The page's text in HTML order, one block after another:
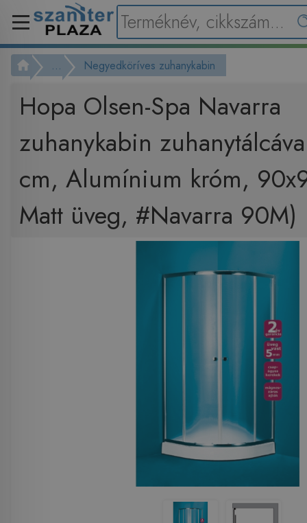
... Negyedköríves zuhanykabin
Hopa Olsen-Spa Navarra
zuhanykabin
cm, Alumínium króm,
Matt üveg, #Navarra 90M)